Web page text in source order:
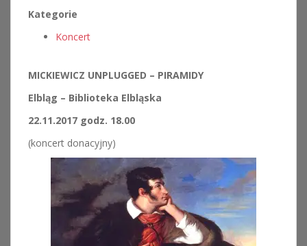
Kategorie
Koncert
MICKIEWICZ UNPLUGGED – PIRAMIDY
Elbląg – Biblioteka Elbląska
22.11.2017 godz. 18.00
(koncert donacyjny)